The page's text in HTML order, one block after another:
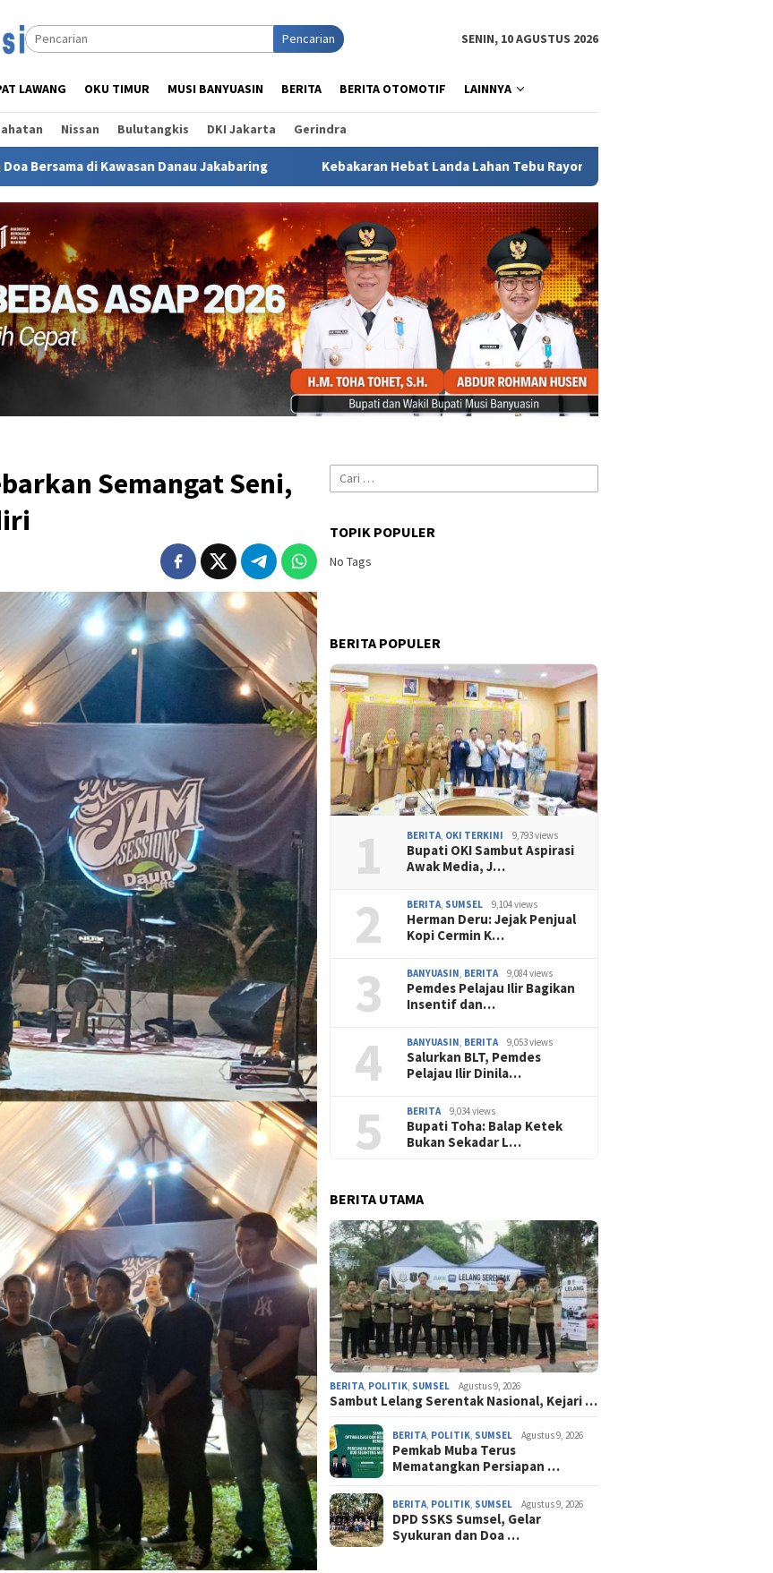
Pencarian SENIN, 10 AGUSTUS 2026
LAWANG OKU TIMUR MUSI BANYUASIN BERITA BERITA OTOMOTIF LAINNYA
Nissan Bulutangkis DKI Jakarta Gerindra
Jakabaring ‎Kebakaran Hebat Landa Lahan Tebu Rayon 1 Desa Burai, Kebun Produktif Warga Ikut Terbakar
Semangat Seni,
Cari
untuk:
TOPIK POPULER
No Tags
BERITA POPULER
1 BERITA, OKI TERKINI 9,793 views
Bupati OKI Sambut Aspirasi
Awak Media, J…
2 BERITA, SUMSEL 9,104 views
Herman Deru: Jejak Penjual
Kopi Cermin K…
3 BANYUASIN, BERITA 9,084 views
Pemdes Pelajau Ilir Bagikan
Insentif dan…
4 BANYUASIN, BERITA 9,053 views
Salurkan BLT, Pemdes
Pelajau Ilir Dinila…
5 BERITA 9,034 views
Bupati Toha: Balap Ketek
Bukan Sekadar L…
BERITA UTAMA
BERITA, POLITIK, SUMSEL Agustus 9, 2026
Sambut Lelang Serentak Nasional, Kejari …
BERITA, POLITIK, SUMSEL Agustus 9, 2026
Pemkab Muba Terus
Mematangkan Persiapan …
BERITA, POLITIK, SUMSEL Agustus 9, 2026
DPD SSKS Sumsel, Gelar
Syukuran dan Doa …